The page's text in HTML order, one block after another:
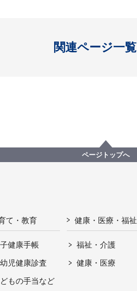
関連ページ一覧
開く
ページトップへ
て・教育
健康手帳
児健康診査
もの手当など
健康・医療・福祉
福祉・介護
健康・医療